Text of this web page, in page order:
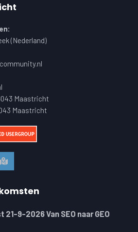
(Nederland)
Maastricht
Maastricht
9-2026 Van SEO naar GEO